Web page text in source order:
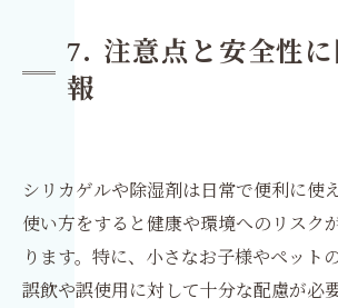
7. 注意点と安全性
報
シリカゲルや除湿剤は日常で便利に使
使い方をすると健康や環境へのリスク
ります。特に、小さなお子様やペット
誤飲や誤使用に対して十分な配慮が必